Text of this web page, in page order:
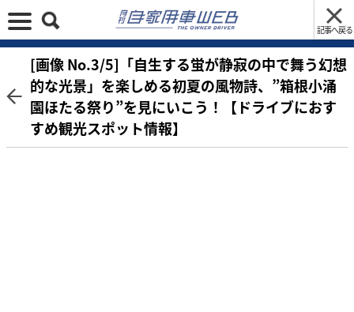
記事へ戻る
[画像 No.3/5]「自生する蛍が静寂の中で舞う幻想
的な光景」を楽しめる初夏の風物詩、”箱根小涌
園ほたる祭り”を見にいこう！【ドライブにおす
すめ観光スポット情報】